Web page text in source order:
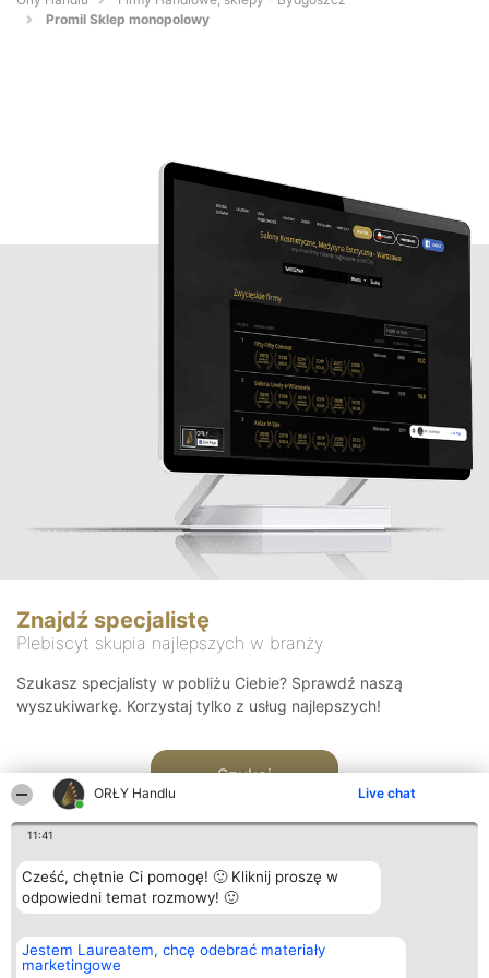
ORŁY Handlu Live chat
11:41
Cześć, chętnie Ci pomogę! 🙂 Kliknij proszę w
odpowiedni temat rozmowy! 🙂
Jestem Laureatem, chcę odebrać materiały
marketingowe
Promil Sklep monopolowy
Znajdź specjalistę
Plebiscyt skupia najlepszych w branży
Szukasz specjalisty w pobliżu Ciebie? Sprawdź naszą
wyszukiwarkę. Korzystaj tylko z usług najlepszych!
Szukaj
Organizator plebiscytu
Bright Side Solutions sp. z o.
o. sp. k.
Plebiscyt
Laureaci
Kontakt
Kontakt